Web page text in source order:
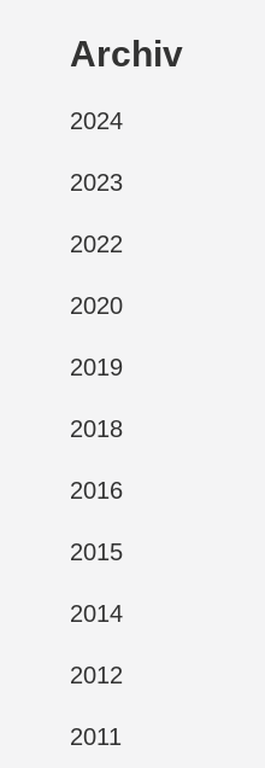
Archiv
2024
2023
2022
2020
2019
2018
2016
2015
2014
2012
2011